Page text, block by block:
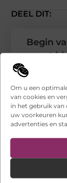
Om u een
van cookies en
in het gebruik van
uw voorkeuren
advertenties en
DEEL DIT:
Begin
met